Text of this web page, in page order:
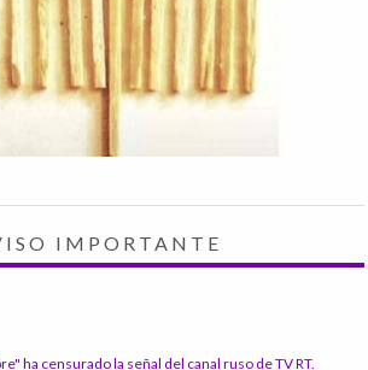
IMPORTANTE
ha censurado la señal del canal ruso de TV RT.